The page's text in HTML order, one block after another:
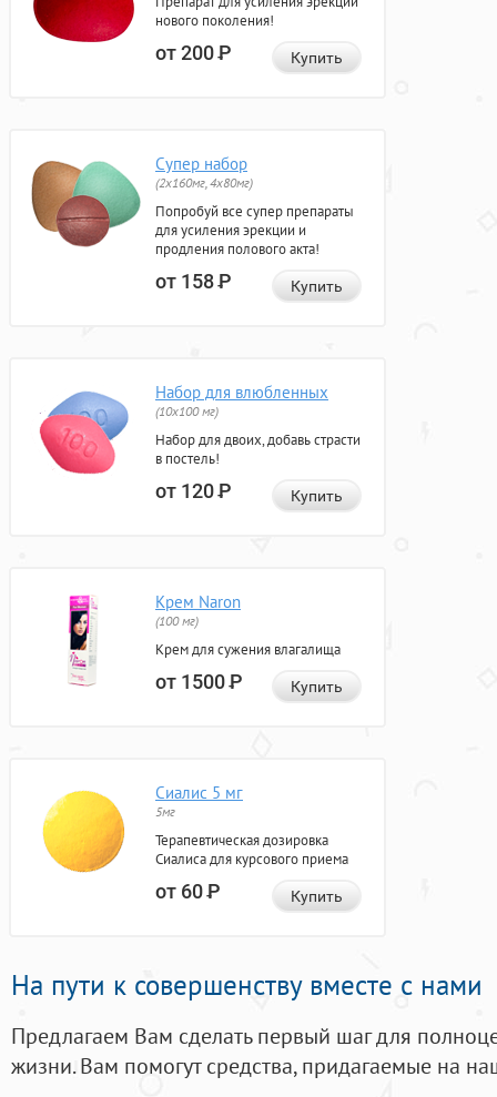
нового поколения!
от 200Р Купить
Супер набор
(2х160мг, 4х80мг)
Попробуй все супер препараты
для усиления эрекции и
продления полового акта!
от 158Р Купить
Набор для влюбленных
(10х100 мг)
Набор для двоих, добавь страсти
в постель!
от 120Р Купить
Крем Naron
(100 мг)
Крем для сужения влагалища
от 1500Р Купить
Сиалис 5 мг
5мг
Терапевтическая дозировка
Сиалиса для курсового приема
от 60Р Купить
На пути к совершенству вместе с нами
Предлагаем Вам сделать первый шаг для
жизни. Вам помогут средства, придагаемые на